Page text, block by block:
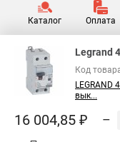
Каталог Оплата
Legrand
Код
вык...
16 004,85 ₽ –